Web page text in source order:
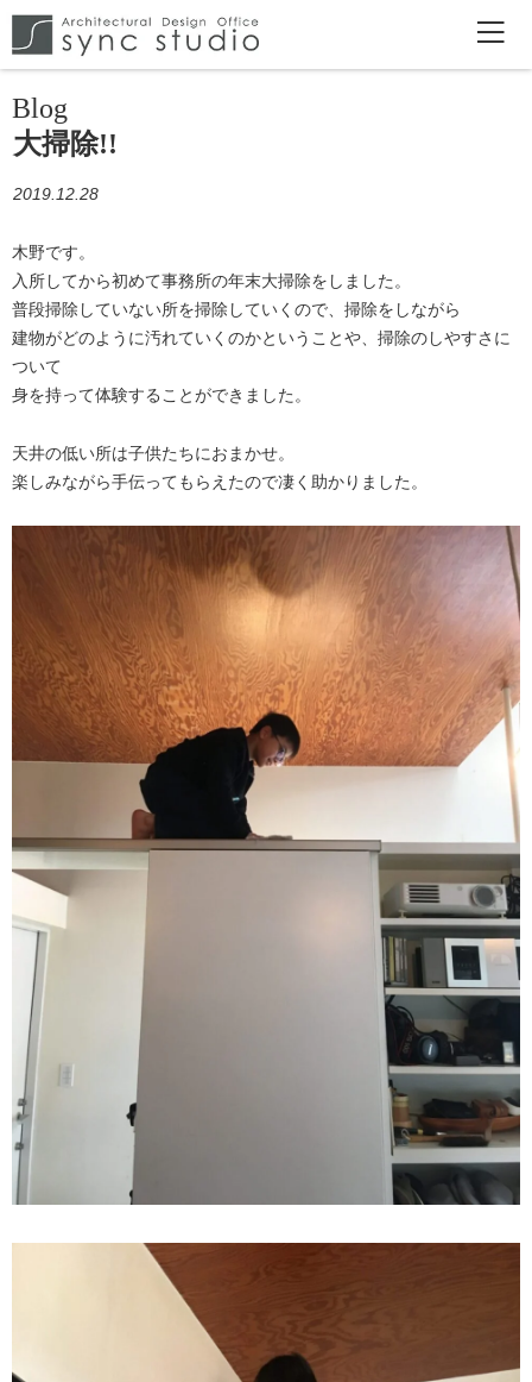
Blog
大掃除!!
2019.12.28
木野です。
入所してから初めて事務所の年末大掃除をしました。
普段掃除していない所を掃除していくので、掃除をしながら
建物がどのように汚れていくのかということや、掃除のしやすさに
ついて
身を持って体験することができました。
天井の低い所は子供たちにおまかせ。
楽しみながら手伝ってもらえたので凄く助かりました。